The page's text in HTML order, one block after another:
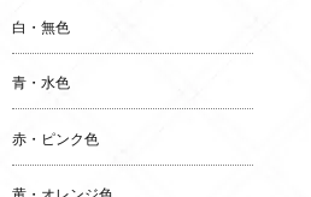
白・無色
青・水色
赤・ピンク色